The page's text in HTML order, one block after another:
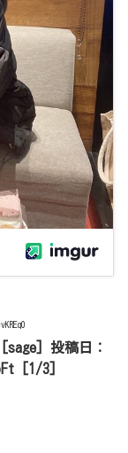
投稿日：
[1/3]